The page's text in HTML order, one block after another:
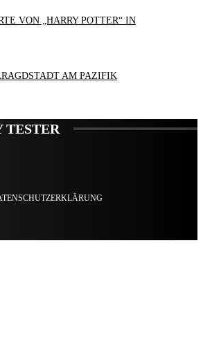
VON „HARRY POTTER“ IN
AM PAZIFIK
TESTER